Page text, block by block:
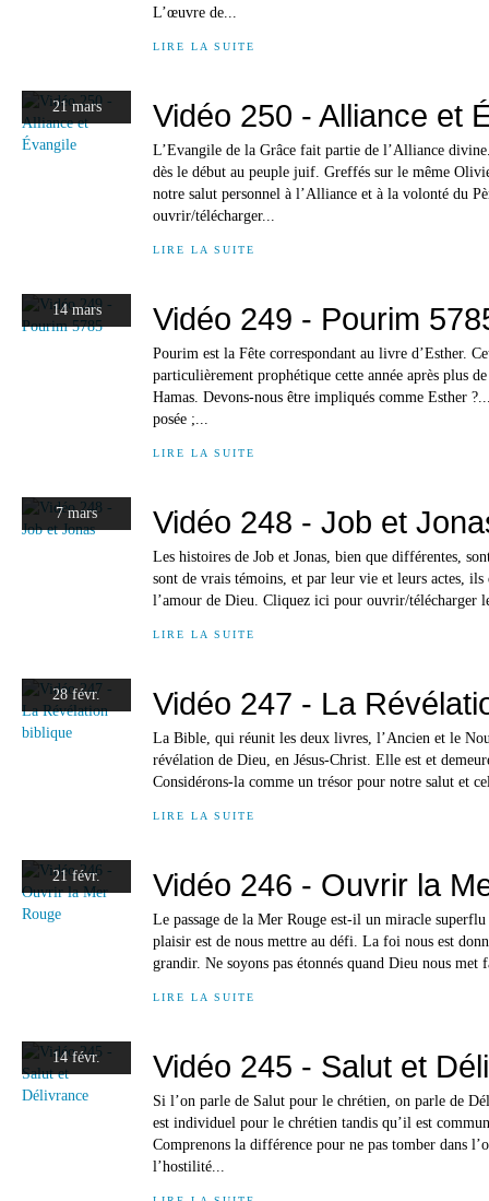
L’œuvre de...
LIRE LA SUITE
21 mars Vidéo 250 - Alliance et
L’Evangile de la Grâce fait partie de l’Alliance
dès le début au peuple juif. Greffés sur le même
notre salut personnel à l’Alliance et à la volonté du
ouvrir/télécharger...
LIRE LA SUITE
14 mars Vidéo 249 - Pourim
Pourim est la Fête correspondant au livre d’Esther.
particulièrement prophétique cette année après plus
Hamas. Devons-nous être impliqués comme Esther
posée ;...
LIRE LA SUITE
7 mars Vidéo 248 - Job et
Les histoires de Job et Jonas, bien que différentes,
sont de vrais témoins, et par leur vie et leurs actes, ils
l’amour de Dieu. Cliquez ici pour ouvrir/télécharger
LIRE LA SUITE
28 févr. Vidéo 247 - La
La Bible, qui réunit les deux livres, l’Ancien et le
révélation de Dieu, en Jésus-Christ. Elle est et
Considérons-la comme un trésor pour notre salut et
LIRE LA SUITE
21 févr. Vidéo 246 - Ouvrir la
Le passage de la Mer Rouge est-il un miracle
plaisir est de nous mettre au défi. La foi nous est
grandir. Ne soyons pas étonnés quand Dieu nous
LIRE LA SUITE
14 févr. Vidéo 245 - Salut et
Si l’on parle de Salut pour le chrétien, on parle de
est individuel pour le chrétien tandis qu’il est
Comprenons la différence pour ne pas tomber dans
l’hostilité...